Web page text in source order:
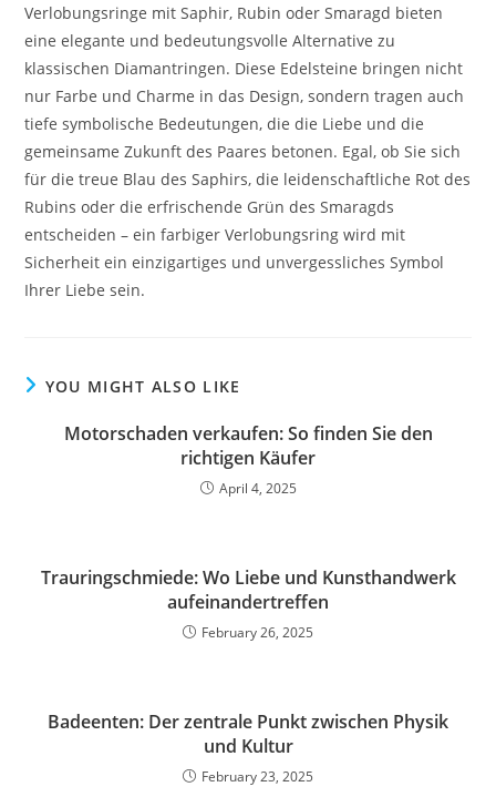
Verlobungsringe mit Saphir, Rubin oder Smaragd bieten
eine elegante und bedeutungsvolle Alternative zu
klassischen Diamantringen. Diese Edelsteine bringen nicht
nur Farbe und Charme in das Design, sondern tragen auch
tiefe symbolische Bedeutungen, die die Liebe und die
gemeinsame Zukunft des Paares betonen. Egal, ob Sie sich
für die treue Blau des Saphirs, die leidenschaftliche Rot des
Rubins oder die erfrischende Grün des Smaragds
entscheiden – ein farbiger Verlobungsring wird mit
Sicherheit ein einzigartiges und unvergessliches Symbol
Ihrer Liebe sein.
YOU MIGHT ALSO LIKE
Motorschaden verkaufen: So finden Sie den
richtigen Käufer
April 4, 2025
Trauringschmiede: Wo Liebe und Kunsthandwerk
aufeinandertreffen
February 26, 2025
Badeenten: Der zentrale Punkt zwischen Physik
und Kultur
February 23, 2025